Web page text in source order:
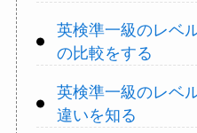
英検準一級のレベ
の比較をする
英検準一級のレベ
違いを知る